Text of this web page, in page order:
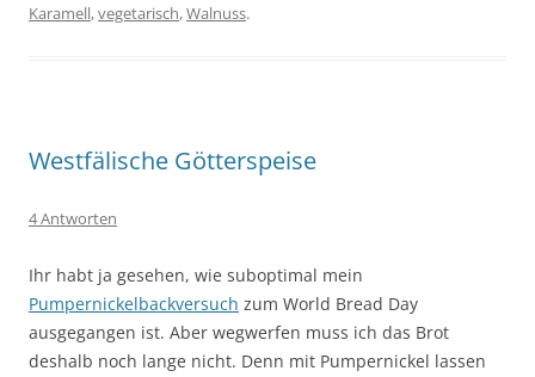
Karamell,vegetarisch,Walnuss.
Westfälische Götterspeise
4 Antworten
Ihr habt ja gesehen, wie suboptimal mein
Pumpernickelbackversuch zum World Bread Day
ausgegangen ist. Aber wegwerfen muss ich das Brot
deshalb noch lange nicht. Denn mit Pumpernickel lassen